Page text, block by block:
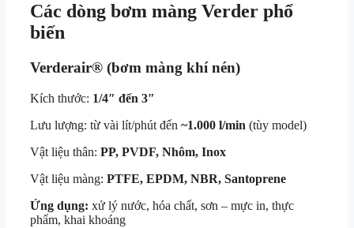
Các dòng bơm màng Verder phổ
biến
Verderair® (bơm màng khí nén)
Kích thước: 1/4″ đến 3″
Lưu lượng: từ vài lít/phút đến ~1.000 l/min (tùy model)
Vật liệu thân: PP, PVDF, Nhôm, Inox
Vật liệu màng: PTFE, EPDM, NBR, Santoprene
Ứng dụng: xử lý nước, hóa chất, sơn – mực in, thực
phẩm, khai khoáng